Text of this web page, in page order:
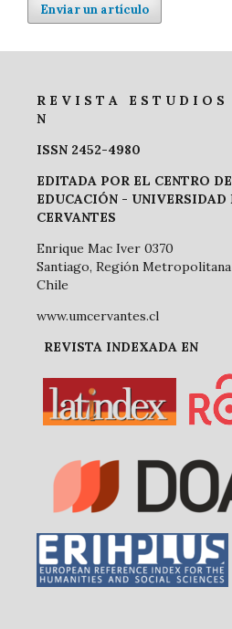
Enviar un artículo
R E V I S T A E S T U D I O
N
ISSN 2452-4980
EDITADA POR EL CENTRO
EDUCACIÓN - UNIVERSIDAD
CERVANTES
Enrique Mac Iver 0370
Santiago, Región Metropolitana
Chile
www.umcervantes.cl
REVISTA INDEXADA EN